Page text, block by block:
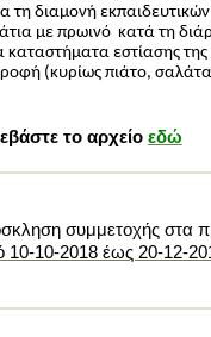
τη διαμονή
με πρωινό κατά τη
καταστήματα εστίασης
(κυρίως πιάτο,
το αρχείο εδώ
συμμετοχής στα
10-10-2018 έως 20-12-